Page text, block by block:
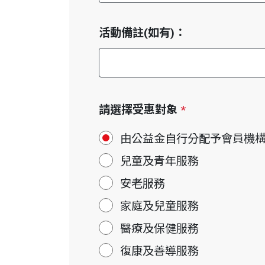
活動備註(如有)：
請選擇受惠對象 *
由公益金自行分配予會員機
兒童及青年服務
安老服務
家庭及兒童服務
醫療及保健服務
復康及善導服務